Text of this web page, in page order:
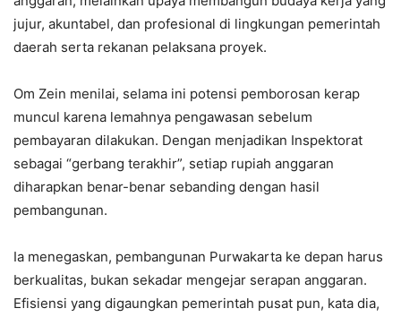
jujur, akuntabel, dan profesional di lingkungan pemerintah
daerah serta rekanan pelaksana proyek.
Om Zein menilai, selama ini potensi pemborosan kerap
muncul karena lemahnya pengawasan sebelum
pembayaran dilakukan. Dengan menjadikan Inspektorat
sebagai “gerbang terakhir”, setiap rupiah anggaran
diharapkan benar-benar sebanding dengan hasil
pembangunan.
Ia menegaskan, pembangunan Purwakarta ke depan harus
berkualitas, bukan sekadar mengejar serapan anggaran.
Efisiensi yang digaungkan pemerintah pusat pun, kata dia,